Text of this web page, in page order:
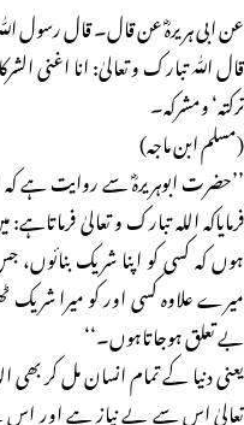
عن ابی ہریرہؓ عن قال۔ قال رسول
قال اللّٰہ تبارک و تعالیٰ: انا اغنی
ترکتہ‘ ومشرکہ۔
(مسلم ابن ماجہ)
’’حضرت ابوہریرہؓ سے روایت ہے
فرمایاکہ اللہ تبارک و تعالیٰ
ہوں کہ کسی کو اپنا شریک
میرے علاوہ کسی اور کو میرا
بے تعلق ہوجاتاہوں۔‘‘
یعنی دنیا کے تمام انسان مل کر بھی
تعالیٰ اس سے بے نیاز ہے اور